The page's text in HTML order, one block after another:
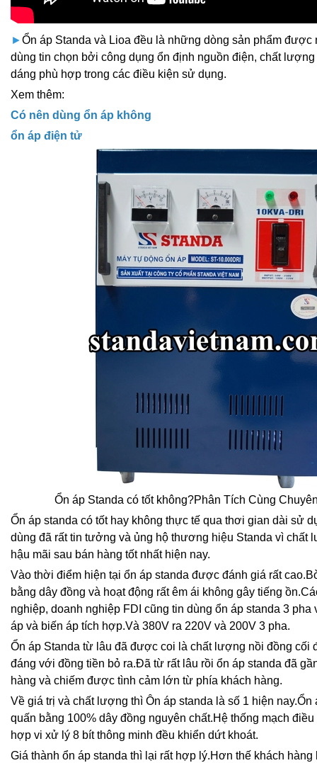
►Ổn áp Standa và Lioa đều là những dòng sản phẩm
dùng tin chọn bởi công dụng ổn định nguồn điện, chất
dáng phù hợp trong các điều kiện sử dụng.
Xem thêm:
Có nên dùng ổn áp không
ổn áp điện tử
Ổn áp Standa có tốt không?Phân Tích Cùng
Ổn áp standa có tốt hay không thực tế qua thơi gian dài sử
dùng đã rất tin tưởng và ủng hộ thương hiệu Standa vì chất
hậu mãi sau bán hàng tốt nhất hiện nay.
Vào thời điểm hiện tại ổn áp standa được đánh giá rất
bằng dây đồng và hoạt động rất êm ái không gây tiếng
nghiệp, doanh nghiệp FDI cũng tin dùng ổn áp standa 3 pha
áp và biến áp tích hợp.Và 380V ra 220V và 200V 3 pha.
Ổn áp Standa từ lâu đã được coi là chất lượng nồi đồng cối
đáng với đồng tiền bỏ ra.Đã từ rất lâu rồi ổn áp standa đã
hàng và chiếm được tình cảm lớn từ phía khách hàng.
Về giá trị và chất lượng thì Ôn áp standa là số 1 hiện
quấn bằng 100% dây đồng nguyên chất.Hệ thống mạch
hợp vi xử lý 8 bít thông minh đều khiển dứt khoát.
Giá thành ổn áp standa thì lại rất hợp lý.Hơn thế khách hàng